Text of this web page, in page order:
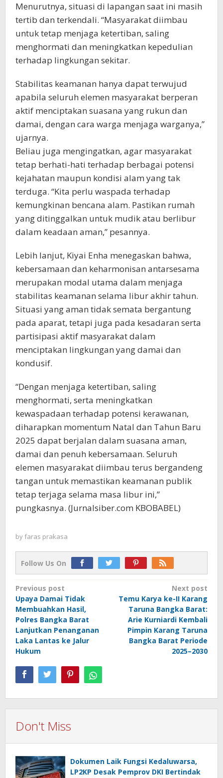
Menurutnya, situasi di lapangan saat ini masih
tertib dan terkendali. “Masyarakat diimbau
untuk tetap menjaga ketertiban, saling
menghormati dan meningkatkan kepedulian
terhadap lingkungan sekitar.
Stabilitas keamanan hanya dapat terwujud
apabila seluruh elemen masyarakat berperan
aktif menciptakan suasana yang rukun dan
damai, dengan cara warga menjaga warganya,”
ujarnya.
Beliau juga mengingatkan, agar masyarakat
tetap berhati-hati terhadap berbagai potensi
kejahatan maupun kondisi alam yang tak
terduga. “Kita perlu waspada terhadap
kemungkinan bencana alam. Pastikan rumah
yang ditinggalkan untuk mudik atau berlibur
dalam keadaan aman,” pesannya.
Lebih lanjut, Kiyai Enha menegaskan bahwa,
kebersamaan dan keharmonisan antarsesama
merupakan modal utama dalam menjaga
stabilitas keamanan selama libur akhir tahun.
Situasi yang aman tidak semata bergantung
pada aparat, tetapi juga pada kesadaran serta
partisipasi aktif masyarakat dalam
menciptakan lingkungan yang damai dan
kondusif.
“Dengan menjaga ketertiban, saling
menghormati, serta meningkatkan
kewaspadaan terhadap potensi kerawanan,
diharapkan momentum Natal dan Tahun Baru
2025 dapat berjalan dalam suasana aman,
damai dan penuh kebersamaan. Seluruh
elemen masyarakat diimbau terus bergandeng
tangan untuk memastikan keamanan publik
tetap terjaga selama masa libur ini,”
pungkasnya. (Jurnalsiber.com KBOBABEL)
by faras prakasa
Follow Us On
Post
navigation
Previous post
Upaya Damai Tidak
Membuahkan Hasil,
Polres Bangka Barat
Lanjutkan Penanganan
Laka Lantas ke Jalur
Hukum
Next post
Temu Karya ke-II Karang
Taruna Bangka Barat:
Arie Kurniardi Kembali
Pimpin Karang Taruna
Bangka Barat Periode
2025–2030
Don't Miss
Dokumen Laik Fungsi Kedaluwarsa,
LP2KP Desak Pemprov DKI Bertindak